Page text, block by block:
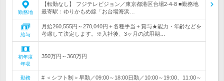
勤務地
【転勤なし】 フジテレビジョン／東京都港区台場2-4-8 ■勤務地
最寄駅：ゆりかもめ線「お台場海浜…
給与
月給260,555円～270,040円＋各種手当＋賞与★能力・年齢などを
考慮して決定します。※入社後、3ヶ月の試用期…
初年度
年収
350万円～360万円
勤務
# ＜シフト制＞早勤／09:00～18:00日勤／10:00～19:00、11:00～